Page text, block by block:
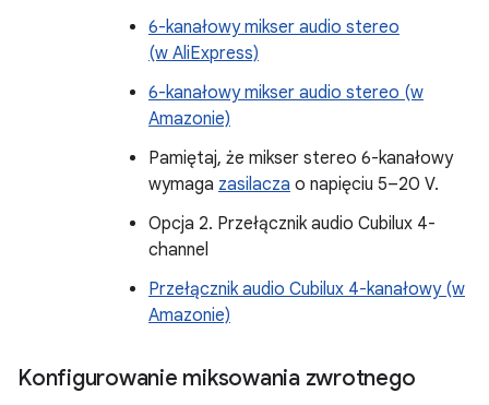
6-kanałowy mikser audio stereo
(w AliExpress)
6-kanałowy mikser audio stereo (w
Amazonie)
Pamiętaj, że mikser stereo 6-kanałowy
wymaga zasilacza o napięciu 5–20 V.
Opcja 2. Przełącznik audio Cubilux 4-
channel
Przełącznik audio Cubilux 4-kanałowy (w
Amazonie)
Konfigurowanie miksowania zwrotnego